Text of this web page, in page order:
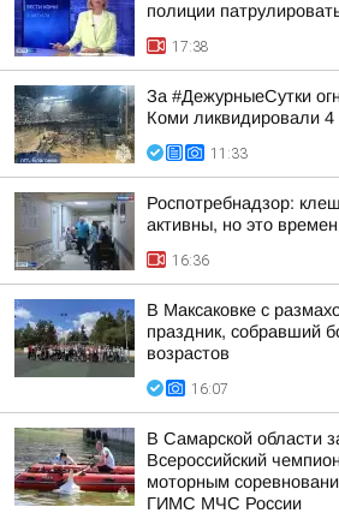
полиции
17:38
За #ДежурныеСутки
Коми ликвидировали 4
11:33
Роспотребнадзор:
активны, но это
16:36
В Максаковке с
праздник, собравший
возрастов
16:07
В Самарской области
Всероссийский
моторным
ГИМС МЧС России